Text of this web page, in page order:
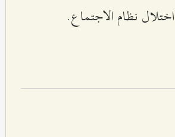
نظام الاجتماع.